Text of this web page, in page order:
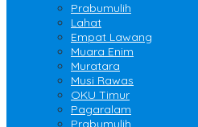
Prabumulih
Lahat
Empat Lawang
Muara Enim
Muratara
Musi Rawas
OKU Timur
Pagaralam
Prabumulih